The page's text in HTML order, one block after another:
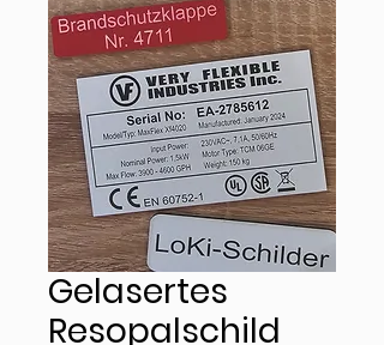
Gelasertes
Resopalschild